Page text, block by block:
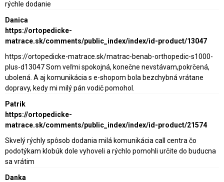
rýchle dodanie
Danica
https://ortopedicke-
matrace.sk/comments/public_index/index/id-product/13047
https://ortopedicke-matrace.sk/matrac-benab-orthopedic-s1000-
plus-d13047 Som veľmi spokojná, konečne nevstávam,pokrčená,
ubolená. A aj komunikácia s e-shopom bola bezchybná vrátane
dopravy, kedy mi milý pán vodič pomohol.
Patrik
https://ortopedicke-
matrace.sk/comments/public_index/index/id-product/21574
Skvelý rýchly spôsob dodania milá komunikácia call centra čo
podotýkam klobúk dole vyhoveli a rýchlo pomohli určite do buducna
sa vrátim
Danka